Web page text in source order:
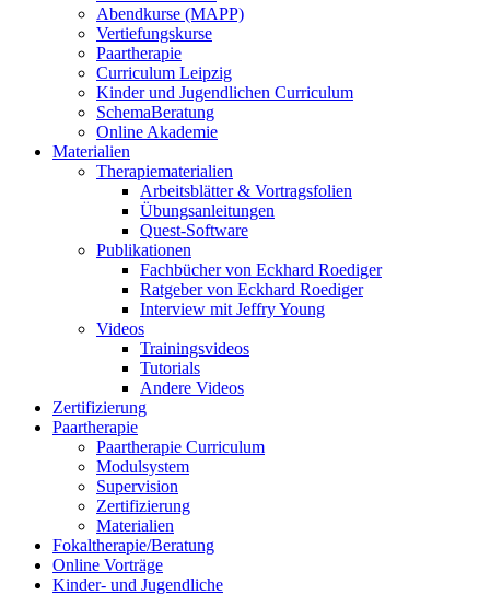
Abendkurse (MAPP)
Vertiefungskurse
Paartherapie
Curriculum Leipzig
Kinder und Jugendlichen Curriculum
SchemaBeratung
Online Akademie
Materialien
Therapiematerialien
Arbeitsblätter & Vortragsfolien
Übungsanleitungen
Quest-Software
Publikationen
Fachbücher von Eckhard Roediger
Ratgeber von Eckhard Roediger
Interview mit Jeffry Young
Videos
Trainingsvideos
Tutorials
Andere Videos
Zertifizierung
Paartherapie
Paartherapie Curriculum
Modulsystem
Supervision
Zertifizierung
Materialien
Fokaltherapie/Beratung
Online Vorträge
Kinder- und Jugendliche